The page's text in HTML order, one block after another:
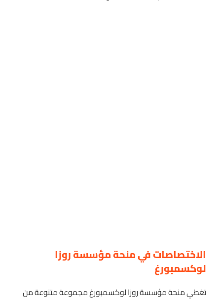
الاختصاصات في منحة مؤسسة روزا
لوكسمبورغ
تغطي منحة مؤسسة روزا لوكسمبورغ مجموعة متنوعة من